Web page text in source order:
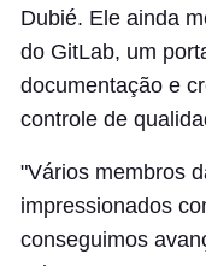
Dubié. Ele ainda
do GitLab, um
documentação e
controle de
"Vários membros
impressionados
conseguimos